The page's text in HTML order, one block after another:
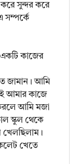
সুন্দর করে
সম্পর্কে
কাজের
জামান। আমি
আমার কাজে
আমি মজা
স্কুল থেকে
খেলছিলাম।
খেতে